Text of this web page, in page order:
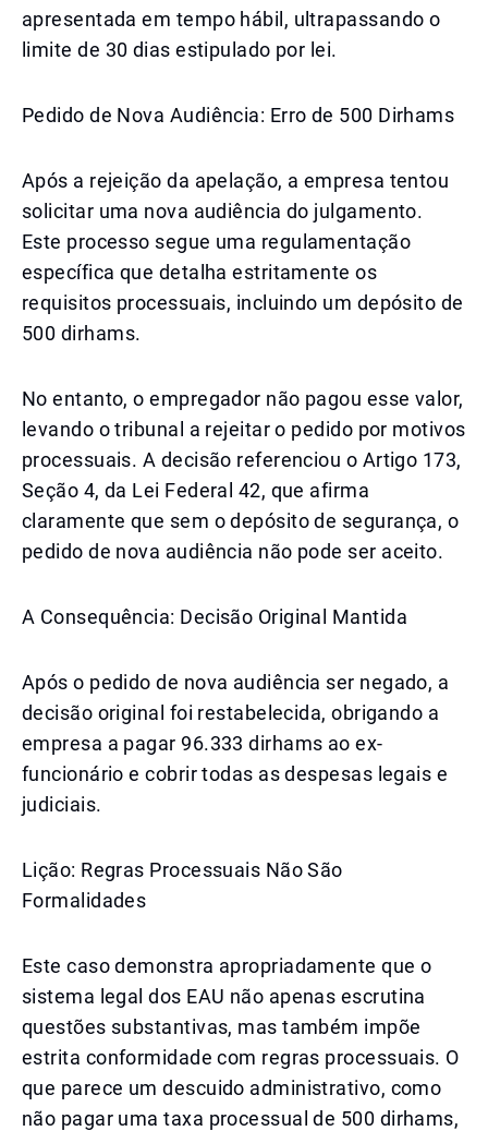
apresentada em tempo hábil, ultrapassando o
limite de 30 dias estipulado por lei.
Pedido de Nova Audiência: Erro de 500 Dirhams
Após a rejeição da apelação, a empresa tentou
solicitar uma nova audiência do julgamento.
Este processo segue uma regulamentação
específica que detalha estritamente os
requisitos processuais, incluindo um depósito de
500 dirhams.
No entanto, o empregador não pagou esse valor,
levando o tribunal a rejeitar o pedido por motivos
processuais. A decisão referenciou o Artigo 173,
Seção 4, da Lei Federal 42, que afirma
claramente que sem o depósito de segurança, o
pedido de nova audiência não pode ser aceito.
A Consequência: Decisão Original Mantida
Após o pedido de nova audiência ser negado, a
decisão original foi restabelecida, obrigando a
empresa a pagar 96.333 dirhams ao ex-
funcionário e cobrir todas as despesas legais e
judiciais.
Lição: Regras Processuais Não São
Formalidades
Este caso demonstra apropriadamente que o
sistema legal dos EAU não apenas escrutina
questões substantivas, mas também impõe
estrita conformidade com regras processuais. O
que parece um descuido administrativo, como
não pagar uma taxa processual de 500 dirhams,